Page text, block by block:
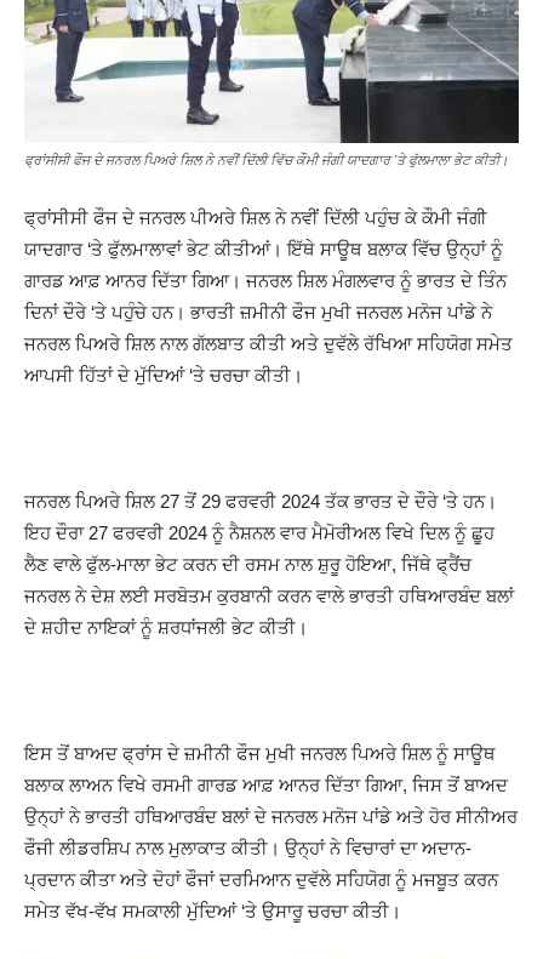
ਫ੍ਰਾਂਸੀਸੀ ਫੌਜ ਦੇ ਜਨਰਲ ਪਿਅਰੇ ਸ਼ਿਲ ਨੇ ਨਵੀਂ ਦਿੱਲੀ ਵਿੱਚ ਕੌਮੀ ਜੰਗੀ ਯਾਦਗਾਰ 'ਤੇ ਫੁੱਲਮਾਲਾ ਭੇਟ ਕੀਤੀ।
ਫ੍ਰਾਂਸੀਸੀ ਫੌਜ ਦੇ ਜਨਰਲ ਪੀਅਰੇ ਸ਼ਿਲ ਨੇ ਨਵੀਂ ਦਿੱਲੀ ਪਹੁੰਚ ਕੇ ਕੌਮੀ ਜੰਗੀ
ਯਾਦਗਾਰ ‘ਤੇ ਫੁੱਲਮਾਲਾਵਾਂ ਭੇਟ ਕੀਤੀਆਂ। ਇੱਥੇ ਸਾਊਥ ਬਲਾਕ ਵਿੱਚ ਉਨ੍ਹਾਂ ਨੂੰ
ਗਾਰਡ ਆਫ਼ ਆਨਰ ਦਿੱਤਾ ਗਿਆ। ਜਨਰਲ ਸ਼ਿਲ ਮੰਗਲਵਾਰ ਨੂੰ ਭਾਰਤ ਦੇ ਤਿੰਨ
ਦਿਨਾਂ ਦੌਰੇ ‘ਤੇ ਪਹੁੰਚੇ ਹਨ। ਭਾਰਤੀ ਜ਼ਮੀਨੀ ਫੌਜ ਮੁਖੀ ਜਨਰਲ ਮਨੋਜ ਪਾਂਡੇ ਨੇ
ਜਨਰਲ ਪਿਅਰੇ ਸ਼ਿਲ ਨਾਲ ਗੱਲਬਾਤ ਕੀਤੀ ਅਤੇ ਦੁਵੱਲੇ ਰੱਖਿਆ ਸਹਿਯੋਗ ਸਮੇਤ
ਆਪਸੀ ਹਿੱਤਾਂ ਦੇ ਮੁੱਦਿਆਂ ‘ਤੇ ਚਰਚਾ ਕੀਤੀ।
ਜਨਰਲ ਪਿਅਰੇ ਸ਼ਿਲ 27 ਤੋਂ 29 ਫਰਵਰੀ 2024 ਤੱਕ ਭਾਰਤ ਦੇ ਦੌਰੇ ‘ਤੇ ਹਨ।
ਇਹ ਦੌਰਾ 27 ਫਰਵਰੀ 2024 ਨੂੰ ਨੈਸ਼ਨਲ ਵਾਰ ਮੈਮੋਰੀਅਲ ਵਿਖੇ ਦਿਲ ਨੂੰ ਛੂਹ
ਲੈਣ ਵਾਲੇ ਫੁੱਲ-ਮਾਲਾ ਭੇਟ ਕਰਨ ਦੀ ਰਸਮ ਨਾਲ ਸ਼ੁਰੂ ਹੋਇਆ, ਜਿੱਥੇ ਫ੍ਰੈਂਚ
ਜਨਰਲ ਨੇ ਦੇਸ਼ ਲਈ ਸਰਬੋਤਮ ਕੁਰਬਾਨੀ ਕਰਨ ਵਾਲੇ ਭਾਰਤੀ ਹਥਿਆਰਬੰਦ ਬਲਾਂ
ਦੇ ਸ਼ਹੀਦ ਨਾਇਕਾਂ ਨੂੰ ਸ਼ਰਧਾਂਜਲੀ ਭੇਟ ਕੀਤੀ।
ਇਸ ਤੋਂ ਬਾਅਦ ਫ੍ਰਾਂਸ ਦੇ ਜ਼ਮੀਨੀ ਫੌਜ ਮੁਖੀ ਜਨਰਲ ਪਿਅਰੇ ਸ਼ਿਲ ਨੂੰ ਸਾਊਥ
ਬਲਾਕ ਲਾਅਨ ਵਿਖੇ ਰਸਮੀ ਗਾਰਡ ਆਫ਼ ਆਨਰ ਦਿੱਤਾ ਗਿਆ, ਜਿਸ ਤੋਂ ਬਾਅਦ
ਉਨ੍ਹਾਂ ਨੇ ਭਾਰਤੀ ਹਥਿਆਰਬੰਦ ਬਲਾਂ ਦੇ ਜਨਰਲ ਮਨੋਜ ਪਾਂਡੇ ਅਤੇ ਹੋਰ ਸੀਨੀਅਰ
ਫੌਜੀ ਲੀਡਰਸ਼ਿਪ ਨਾਲ ਮੁਲਾਕਾਤ ਕੀਤੀ। ਉਨ੍ਹਾਂ ਨੇ ਵਿਚਾਰਾਂ ਦਾ ਅਦਾਨ-
ਪ੍ਰਦਾਨ ਕੀਤਾ ਅਤੇ ਦੋਹਾਂ ਫੌਜਾਂ ਦਰਮਿਆਨ ਦੁਵੱਲੇ ਸਹਿਯੋਗ ਨੂੰ ਮਜਬੂਤ ​​ਕਰਨ
ਸਮੇਤ ਵੱਖ-ਵੱਖ ਸਮਕਾਲੀ ਮੁੱਦਿਆਂ ‘ਤੇ ਉਸਾਰੂ ਚਰਚਾ ਕੀਤੀ।